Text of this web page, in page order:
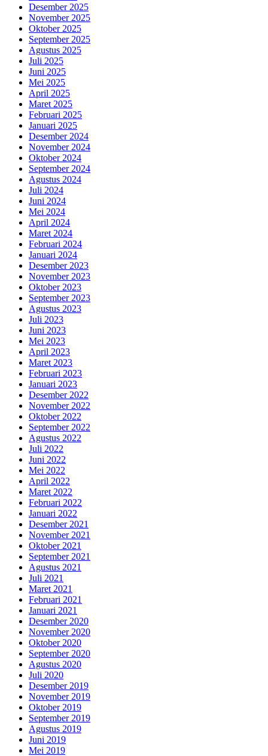
Desember 2025
November 2025
Oktober 2025
September 2025
Agustus 2025
Juli 2025
Juni 2025
Mei 2025
April 2025
Maret 2025
Februari 2025
Januari 2025
Desember 2024
November 2024
Oktober 2024
September 2024
Agustus 2024
Juli 2024
Juni 2024
Mei 2024
April 2024
Maret 2024
Februari 2024
Januari 2024
Desember 2023
November 2023
Oktober 2023
September 2023
Agustus 2023
Juli 2023
Juni 2023
Mei 2023
April 2023
Maret 2023
Februari 2023
Januari 2023
Desember 2022
November 2022
Oktober 2022
September 2022
Agustus 2022
Juli 2022
Juni 2022
Mei 2022
April 2022
Maret 2022
Februari 2022
Januari 2022
Desember 2021
November 2021
Oktober 2021
September 2021
Agustus 2021
Juli 2021
Maret 2021
Februari 2021
Januari 2021
Desember 2020
November 2020
Oktober 2020
September 2020
Agustus 2020
Juli 2020
Desember 2019
November 2019
Oktober 2019
September 2019
Agustus 2019
Juni 2019
Mei 2019